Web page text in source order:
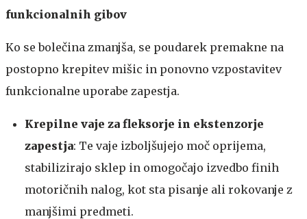
funkcionalnih gibov
Ko se bolečina zmanjša, se poudarek premakne na
postopno krepitev mišic in ponovno vzpostavitev
funkcionalne uporabe zapestja.
Krepilne vaje za fleksorje in ekstenzorje
zapestja: Te vaje izboljšujejo moč oprijema,
stabilizirajo sklep in omogočajo izvedbo finih
motoričnih nalog, kot sta pisanje ali rokovanje z
manjšimi predmeti.